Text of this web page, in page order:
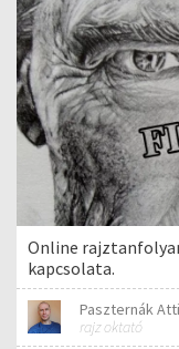
Online
kapcsolata.
Paszternák
rajz oktató